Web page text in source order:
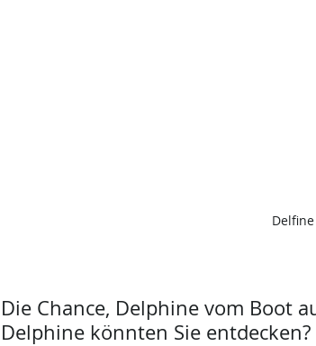
Die Chance, Delphine vom Boot
Delphine könnten Sie entdecken?